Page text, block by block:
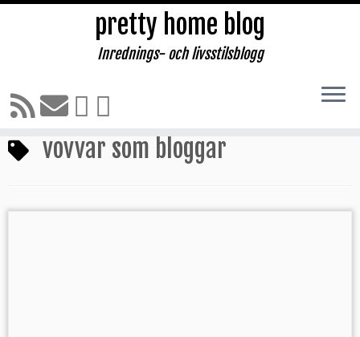
Hoppa
till
pretty home blog
Inrednings- och livsstilsblogg
Hem » vovvar som bloggar
vovvar som bloggar